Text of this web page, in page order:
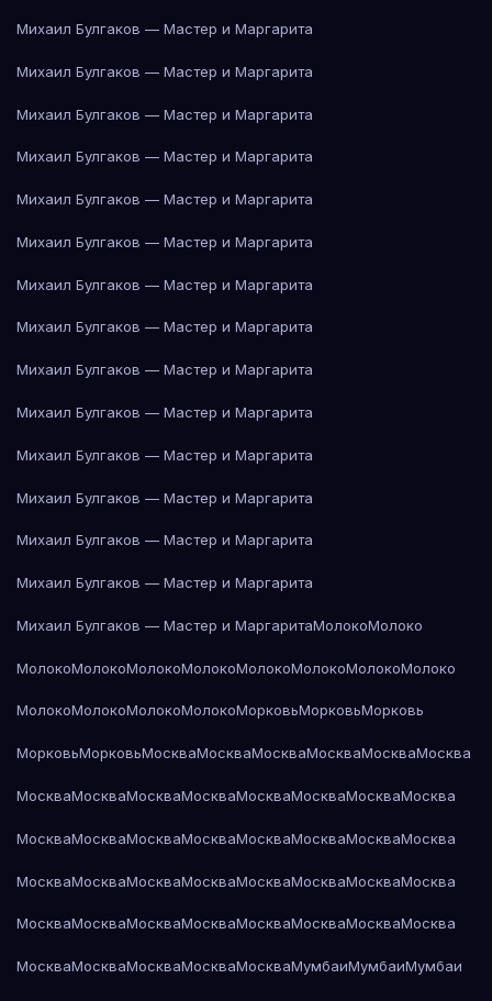
Михаил Булгаков — Мастер и Маргарита
Михаил Булгаков — Мастер и Маргарита
Михаил Булгаков — Мастер и Маргарита
Михаил Булгаков — Мастер и Маргарита
Михаил Булгаков — Мастер и Маргарита
Михаил Булгаков — Мастер и Маргарита
Михаил Булгаков — Мастер и Маргарита
Михаил Булгаков — Мастер и Маргарита
Михаил Булгаков — Мастер и Маргарита
Михаил Булгаков — Мастер и Маргарита
Михаил Булгаков — Мастер и Маргарита
Михаил Булгаков — Мастер и Маргарита
Михаил Булгаков — Мастер и Маргарита
Михаил Булгаков — Мастер и Маргарита
Михаил Булгаков — Мастер и МаргаритаМолокоМолоко
МолокоМолокоМолокоМолокоМолокоМолокоМолокоМолоко
МолокоМолокоМолокоМолокоМорковьМорковьМорковь
МорковьМорковьМоскваМоскваМоскваМоскваМоскваМосква
МоскваМоскваМоскваМоскваМоскваМоскваМоскваМосква
МоскваМоскваМоскваМоскваМоскваМоскваМоскваМосква
МоскваМоскваМоскваМоскваМоскваМоскваМоскваМосква
МоскваМоскваМоскваМоскваМоскваМоскваМоскваМосква
МоскваМоскваМоскваМоскваМоскваМумбаиМумбаиМумбаи